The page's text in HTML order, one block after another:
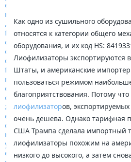
Как одно из сушильного
относятся к категории общего
оборудования, и их код HS:
Лиофилизаторы экспортируются
Штаты, и американские
пользоваться режимом
благоприятствования. Потому
лиофилизаторов,
очень дешева. Однако тарифная
США Трампа сделала импортный
лиофилизаторы похожим на
низкого до высокого, а затем